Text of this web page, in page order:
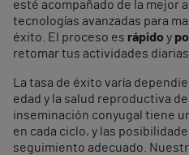
esté acompañado de la mejor
tecnologías avanzadas para
éxito. El proceso es rápidoy
retomar tus actividades
La tasa de éxito varía
edad y la salud reproductiva
inseminación conyugal tiene
en cada ciclo, y las
seguimiento adecuado.